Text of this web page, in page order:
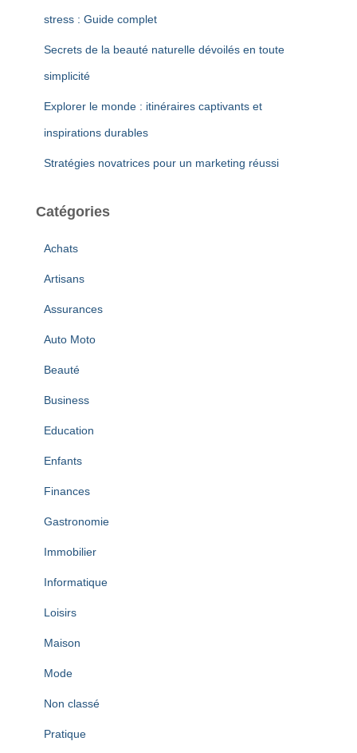
stress : Guide complet
Secrets de la beauté naturelle dévoilés en toute
simplicité
Explorer le monde : itinéraires captivants et
inspirations durables
Stratégies novatrices pour un marketing réussi
Catégories
Achats
Artisans
Assurances
Auto Moto
Beauté
Business
Education
Enfants
Finances
Gastronomie
Immobilier
Informatique
Loisirs
Maison
Mode
Non classé
Pratique